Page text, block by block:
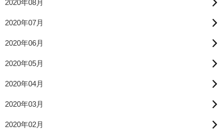
2020年08月
2020年07月
2020年06月
2020年05月
2020年04月
2020年03月
2020年02月